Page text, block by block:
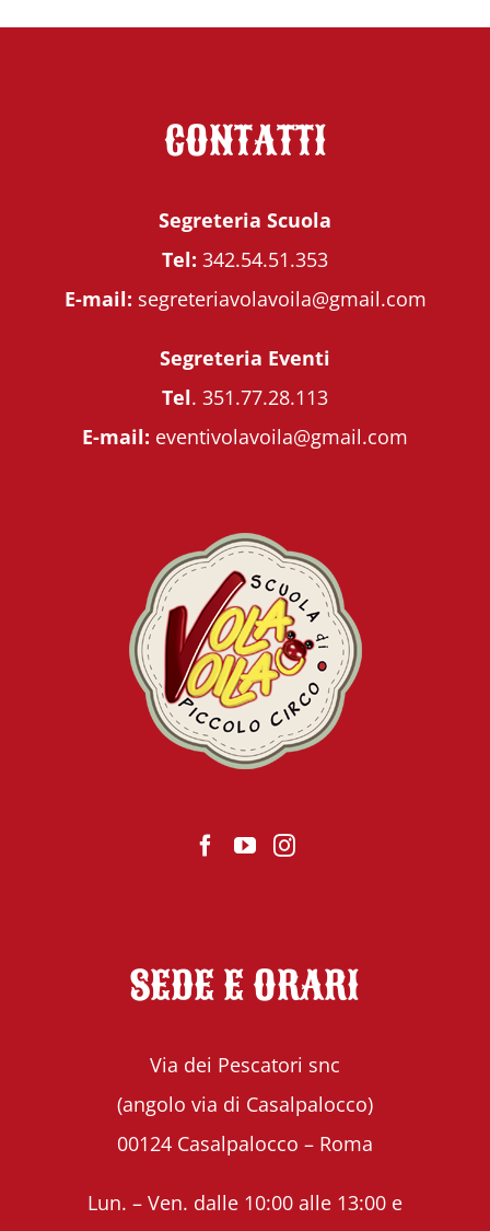
CONTATTI
Segreteria Scuola
Tel: 342.54.51.353
E-mail: segreteriavolavoila@gmail.com
Segreteria Eventi
Tel. 351.77.28.113
E-mail: eventivolavoila@gmail.com
SEDE E ORARI
Via dei Pescatori snc
(angolo via di Casalpalocco)
00124 Casalpalocco – Roma
Lun. – Ven. dalle 10:00 alle 13:00 e